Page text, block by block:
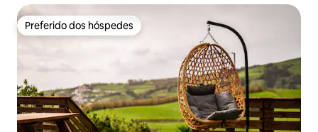
Preferido dos hóspedes
Preferido dos hóspedes